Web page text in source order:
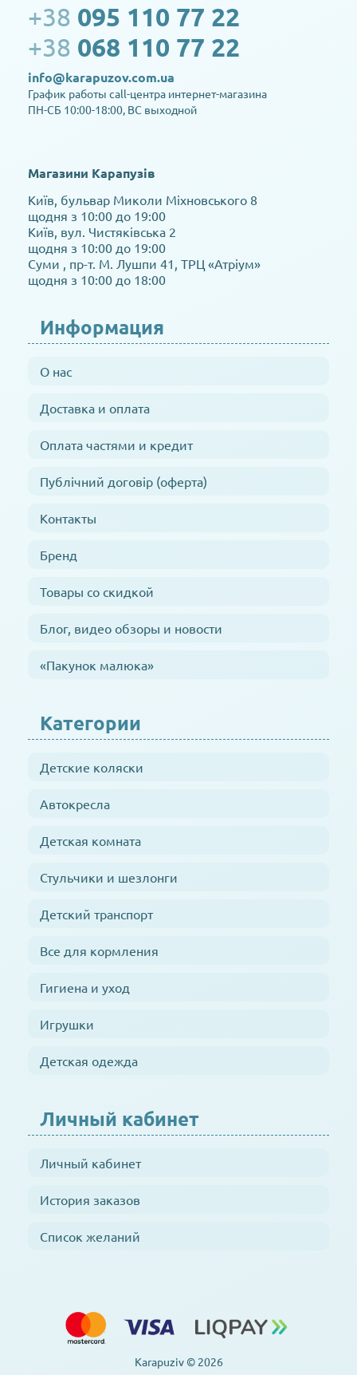
+38 095 110 77 22
+38 068 110 77 22
info@karapuzov.com.ua
График работы call-центра интернет-магазина
ПН-СБ 10:00-18:00, ВС выходной
Магазини Карапузів
Київ, бульвар Миколи Міхновського 8
щодня з 10:00 до 19:00
Київ, вул. Чистяківська 2
щодня з 10:00 до 19:00
Суми , пр-т. М. Лушпи 41, ТРЦ «Атріум»
щодня з 10:00 до 18:00
Информация
О нас
Доставка и оплата
Оплата частями и кредит
Публічний договір (оферта)
Контакты
Бренд
Товары со скидкой
Блог, видео обзоры и новости
«Пакунок малюка»
Категории
Детские коляски
Автокресла
Детская комната
Стульчики и шезлонги
Детский транспорт
Все для кормления
Гигиена и уход
Игрушки
Детская одежда
Личный кабинет
Личный кабинет
История заказов
Список желаний
Karapuziv © 2026